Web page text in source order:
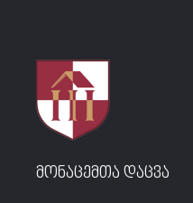
მონაცემთა დაცვა